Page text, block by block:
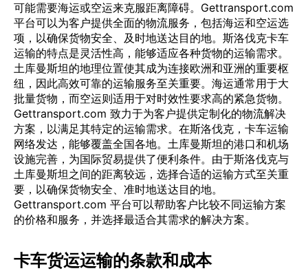
可能需要海运或空运来克服距离障碍。Gettransport.com
平台可以为客户提供全面的物流服务，包括海运和空运选
项，以确保货物安全、及时地送达目的地。斯洛伐克卡车
运输的特点是灵活性高，能够适应各种货物的运输需求。
土库曼斯坦的地理位置使其成为连接欧洲和亚洲的重要枢
纽，因此高效可靠的运输服务至关重要。海运通常用于大
批量货物，而空运则适用于对时效性要求高的紧急货物。
Gettransport.com 致力于为客户提供定制化的物流解决
方案，以满足其特定的运输需求。在斯洛伐克，卡车运输
网络发达，能够覆盖全国各地。土库曼斯坦的港口和机场
设施完善，为国际贸易提供了便利条件。由于斯洛伐克与
土库曼斯坦之间的距离较远，选择合适的运输方式至关重
要，以确保货物安全、准时地送达目的地。
Gettransport.com 平台可以帮助客户比较不同运输方案
的价格和服务，并选择最适合其需求的解决方案。
卡车货运运输的条款和成本